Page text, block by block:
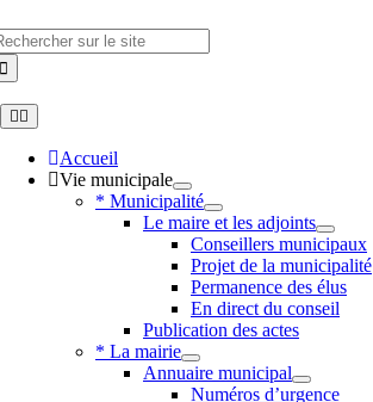
to
content
Toggle
Navigation
Accueil
Vie municipale
* Municipalité
Le maire et les adjoints
Conseillers municipaux
Projet de la municipalité
Permanence des élus
En direct du conseil
Publication des actes
* La mairie
Annuaire municipal
Numéros d’urgence